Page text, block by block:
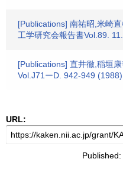
[Publications] 南祐昭,米崎
工学研究会報告書Vol.89.
[Publications] 直井徹,稲垣
Vol.J71ーD. 942-949 (1988)
URL: